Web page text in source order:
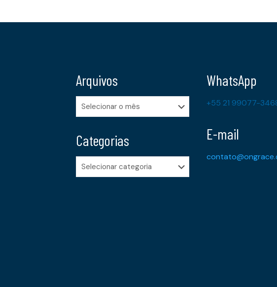
Arquivos
Arquivos
Categorias
Categorias
WhatsApp
+55 21 99077-
E-mail